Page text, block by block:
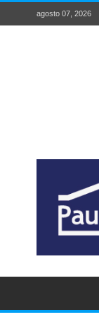
agosto 07, 2026